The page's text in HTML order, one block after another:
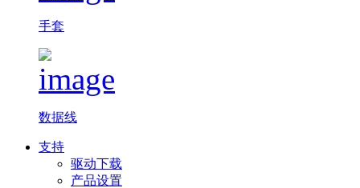
手套
数据线
支持
驱动下载
产品设置